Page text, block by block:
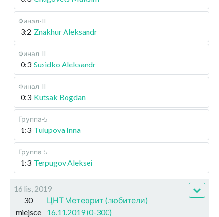
Финал-II
3:2 Znakhur Aleksandr
Финал-II
0:3 Susidko Aleksandr
Финал-II
0:3 Kutsak Bogdan
Группа-5
1:3 Tulupova Inna
Группа-5
1:3 Terpugov Aleksei
16 lis, 2019
30
miejsce
ЦНТ Метеорит (любители)
16.11.2019 (0-300)